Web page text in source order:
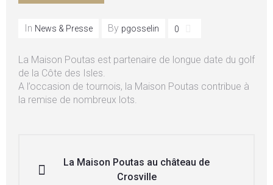
In News & Presse By pgosselin 0
La Maison Poutas est partenaire de longue date du golf
de la Côte des Isles.
A l’occasion de tournois, la Maison Poutas contribue à
la remise de nombreux lots.
La Maison Poutas au château de
Crosville